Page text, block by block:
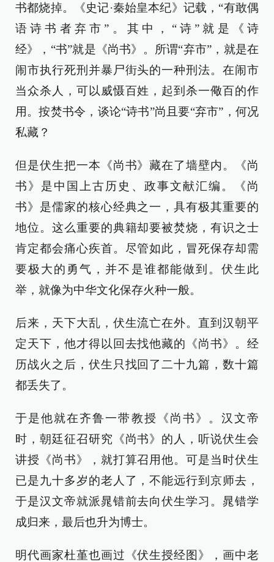
书都烧掉。《史记·秦始皇本纪》记载，“有敢偶
语诗书者弃市”。其中，“诗”就是《诗
经》，“书”就是《尚书》。所谓“弃市”，就是在
闹市执行死刑并暴尸街头的一种刑法。在闹市
当众杀人，可以威慑百姓，起到杀一儆百的作
用。按焚书令，谈论“诗书”尚且要“弃市”，何况
私藏？
但是伏生把一本《尚书》藏在了墙壁内。《尚
书》是中国上古历史、政事文献汇编。《尚
书》是儒家的核心经典之一，具有极其重要的
地位。这么重要的典籍却要被焚烧，有识之士
肯定都会痛心疾首。尽管如此，冒死保存却需
要极大的勇气，并不是谁都能做到。伏生此
举，就像为中华文化保存火种一般。
后来，天下大乱，伏生流亡在外。直到汉朝平
定天下，他才得以回去找他藏的《尚书》。经
历战火之后，伏生只找回了二十九篇，数十篇
都丢失了。
于是他就在齐鲁一带教授《尚书》。汉文帝
时，朝廷征召研究《尚书》的人，听说伏生会
讲授《尚书》，就打算召用他。可是当时伏生
已是九十多岁的老人了，不能远行到京师去，
于是汉文帝就派晁错前去向伏生学习。晁错学
成归来，最后也升为博士。
明代画家杜堇也画过《伏生授经图》，画中老